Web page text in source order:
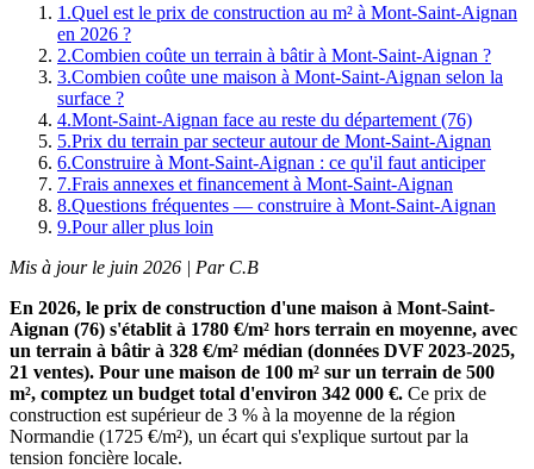
1 .Quel est le prix de construction au m² à Mont-Saint-Aignan
en 2026 ?
2.Combien coûte un terrain à bâtir à Mont-Saint-Aignan ?
3.Combien coûte une maison à Mont-Saint-Aignan selon la
surface ?
4.Mont-Saint-Aignan face au reste du département (76)
5.Prix du terrain par secteur autour de Mont-Saint-Aignan
6.Construire à Mont-Saint-Aignan : ce qu'il faut anticiper
7.Frais annexes et financement à Mont-Saint-Aignan
8.Questions fréquentes — construire à Mont-Saint-Aignan
9.Pour aller plus loin
Mis à jour le juin 2026 | Par C.B
En 2026, le prix de construction d'une maison à Mont-Saint-
Aignan (76) s'établit à 1780 €/m² hors terrain en moyenne, avec
un terrain à bâtir à 328 €/m² médian (données DVF 2023-2025,
21 ventes). Pour une maison de 100 m² sur un terrain de 500
m², comptez un budget total d'environ 342 000 €. Ce prix de
construction est supérieur de 3 % à la moyenne de la région
Normandie (1725 €/m²), un écart qui s'explique surtout par la
tension foncière locale.